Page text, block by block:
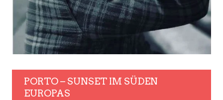
PORTO – SUNSET IM SÜDEN
EUROPAS